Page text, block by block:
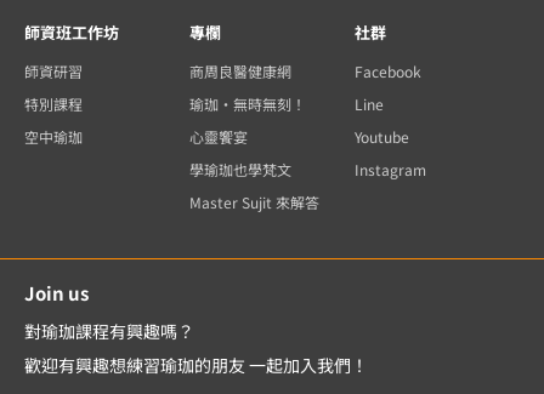
師資班工作坊
師資研習
特別課程
空中瑜珈
專欄
商周良醫健康網
瑜珈・無時無刻！
心靈饗宴
學瑜珈也學梵文
Master Sujit 來解答
社群
Facebook
Line
Youtube
Instagram
Join us
對瑜珈課程有興趣嗎？
歡迎有興趣想練習瑜珈的朋友 一起加入我們！